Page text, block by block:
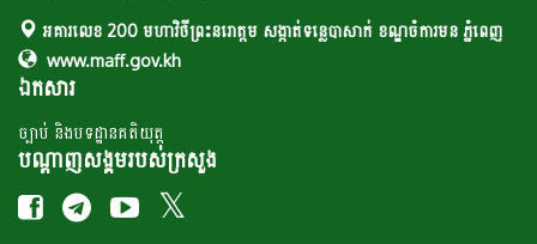
អគារលេខ 200 មហាវិថីព្រះនរោត្តម សង្កាត់ទន្លេបាសាក់ ខណ្ឌចំការមន ភ្នំពេញ
www.maff.gov.kh
ឯកសារ
ច្បាប់ និងបទដ្ឋានគតិយុត្ត
បណ្តាញសង្គមរបស់ក្រសួង